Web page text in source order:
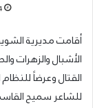
أقامت مديرية
الأشبال والزهرات
القتال وعرضاً
للشاعر سميح